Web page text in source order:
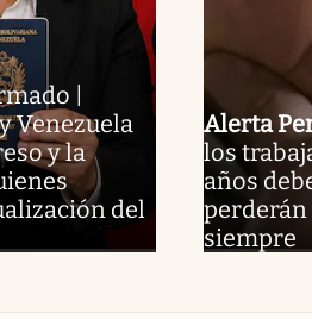
|
Venezuela
y la
del
Alerta
los
años
perderán
siempre